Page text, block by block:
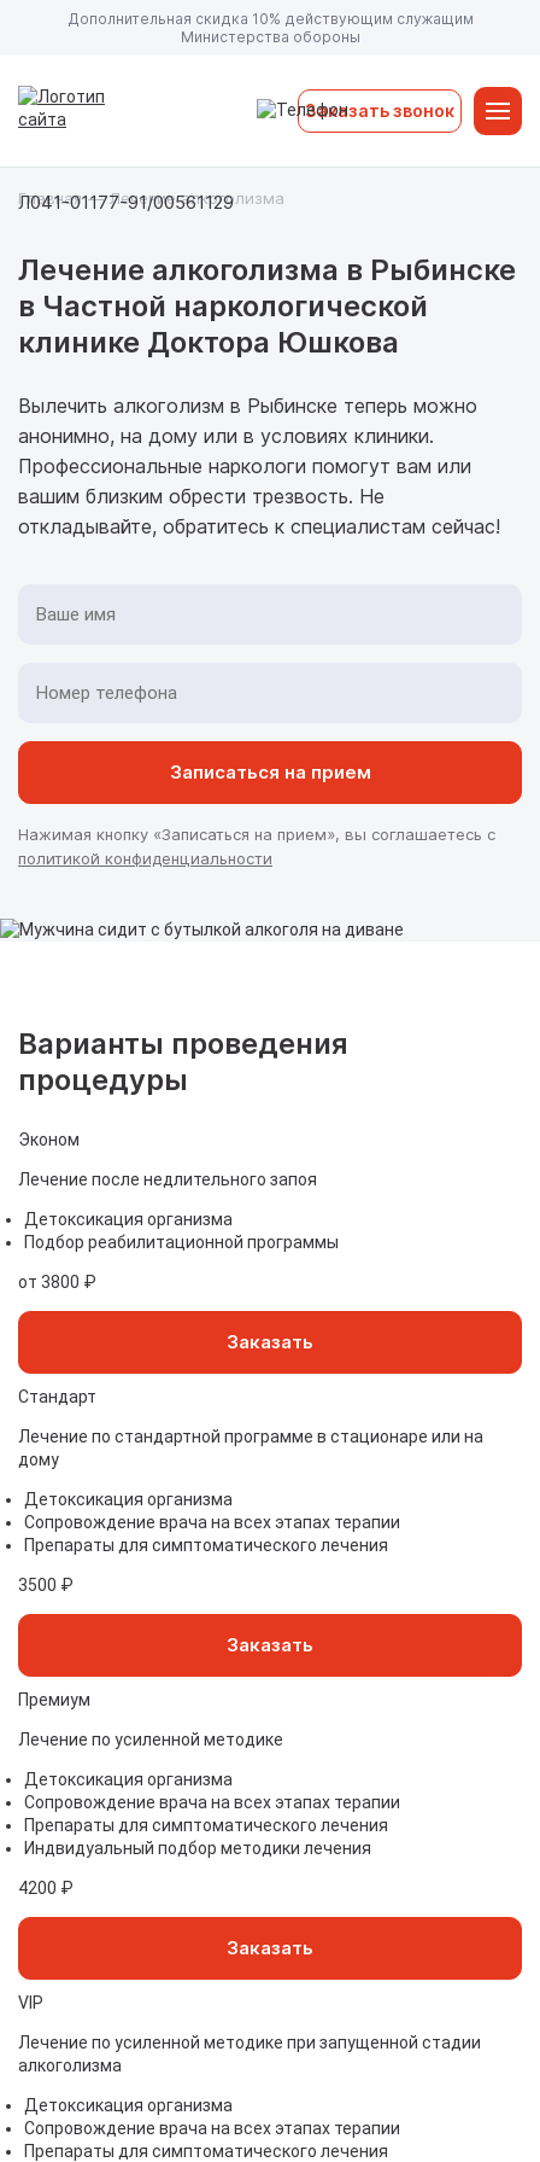
Дополнительная скидка 10% действующим служащим
Министерства обороны
Л041-01177-91/00561129
Заказать звонок
Главная — Лечение алкоголизма
Лечение алкоголизма в Рыбинске
в Частной наркологической
клинике Доктора Юшкова
Вылечить алкоголизм в Рыбинске теперь можно
анонимно, на дому или в условиях клиники.
Профессиональные наркологи помогут вам или
вашим близким обрести трезвость. Не
откладывайте, обратитесь к специалистам сейчас!
Записаться на прием
Нажимая кнопку «Записаться на прием», вы соглашаетесь с
политикой конфиденциальности
Варианты проведения
процедуры
Эконом
Лечение после недлительного запоя
Детоксикация организма
Подбор реабилитационной программы
от 3800 ₽
Заказать
Стандарт
Лечение по стандартной программе в стационаре или на
дому
Детоксикация организма
Сопровождение врача на всех этапах терапии
Препараты для симптоматического лечения
3500 ₽
Заказать
Премиум
Лечение по усиленной методике
Детоксикация организма
Сопровождение врача на всех этапах терапии
Препараты для симптоматического лечения
Индвидуальный подбор методики лечения
4200 ₽
Заказать
VIP
Лечение по усиленной методике при запущенной стадии
алкоголизма
Детоксикация организма
Сопровождение врача на всех этапах терапии
Препараты для симптоматического лечения